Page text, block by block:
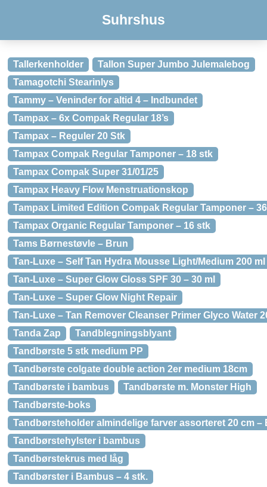
Suhrshus
Tallerkenholder
Tallon Super Jumbo Julemalebog
Tamagotchi Stearinlys
Tammy – Veninder for altid 4 – Indbundet
Tampax – 6x Compak Regular 18’s
Tampax – Reguler 20 Stk
Tampax Compak Regular Tamponer – 18 stk
Tampax Compak Super 31/01/25
Tampax Heavy Flow Menstruationskop
Tampax Limited Edition Compak Regular Tamponer –
Tampax Organic Regular Tamponer – 16 stk
Tams Børnestøvle – Brun
Tan-Luxe – Self Tan Hydra Mousse Light/Medium 200 ml
Tan-Luxe – Super Glow Gloss SPF 30 – 30 ml
Tan-Luxe – Super Glow Night Repair
Tan-Luxe – Tan Remover Cleanser Primer Glyco Water
Tanda Zap
Tandblegningsblyant
Tandbørste 5 stk medium PP
Tandbørste colgate double action 2er medium 18cm
Tandbørste i bambus
Tandbørste m. Monster High
Tandbørste-boks
Tandbørsteholder almindelige farver assorteret 20 cm –
Tandbørstehylster i bambus
Tandbørstekrus med låg
Tandbørster i Bambus – 4 stk.